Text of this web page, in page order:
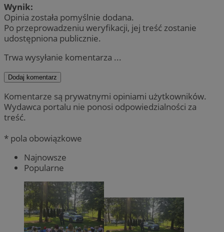
Wynik:
Opinia została pomyślnie dodana.
Po przeprowadzeniu weryfikacji, jej treść zostanie
udostępniona publicznie.
Trwa wysyłanie komentarza ...
Dodaj komentarz
Komentarze są prywatnymi opiniami użytkowników.
Wydawca portalu nie ponosi odpowiedzialności za
treść.
* pola obowiązkowe
Najnowsze
Popularne